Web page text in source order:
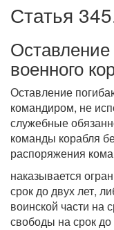
Статья
военного
Оставление
командиром, не
служебные
команды корабля
распоряжения
наказывается
срок до двух лет,
воинской части на
свободы на срок до